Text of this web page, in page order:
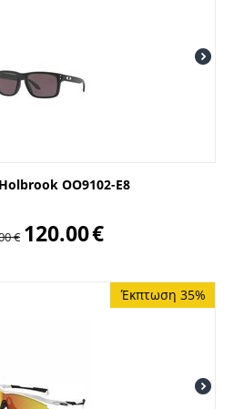
OO9102-E8
€ 120.00€
Έκπτωση 35%